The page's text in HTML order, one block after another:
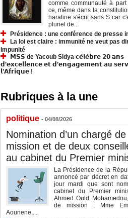
comme communauté à
ce, même dans la
haratine s'écrit sans S car
pluriel de...
Présidence : une conférence de presse
La loi est claire : immunité ne veut pas
impunité
𝗠𝗦𝗦 de Yacoub Sidya 𝗰𝗲́𝗹𝗲̀𝗯𝗿𝗲 𝟮𝟬 𝗮𝗻𝘀
𝗱’𝗲𝘅𝗰𝗲𝗹𝗹𝗲𝗻𝗰𝗲 𝗲𝘁 𝗱’𝗲𝗻𝗴𝗮𝗴𝗲𝗺𝗲𝗻𝘁 𝗮𝘂
𝗹’𝗔𝗳𝗿𝗶𝗾𝘂𝗲 !
Rubriques à la une
politique - 04/08/2026
Nomination d’un chargé de
mission et de deux
au cabinet du Premier
La Présidence de la
annoncé par décret en
jour mardi que sont
cabinet du Premier
Ahmed Ould
de mission ; Mme
Aounene,...